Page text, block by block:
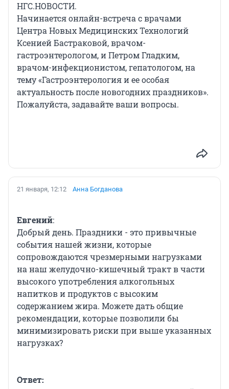
НГС.НОВОСТИ.
Начинается онлайн-встреча с врачами
Центра Новых Медицинских Технологий
Ксенией Бастраковой, врачом-
гастроэнтерологом, и Петром Гладким,
врачом-инфекционистом, гепатологом, на
тему «Гастроэнтерология и ее особая
актуальность после новогодних праздников».
Пожалуйста, задавайте ваши вопросы.
21 января, 12:12 Анна Богданова
Евгений:
Добрый день. Праздники - это привычные
события нашей жизни, которые
сопровождаются чрезмерными нагрузками
на наш желудочно-кишечный тракт в части
высокого употребления алкогольных
напитков и продуктов с высоким
содержанием жира. Можете дать общие
рекомендации, которые позволили бы
минимизировать риски при выше указанных
нагрузках?
Ответ: